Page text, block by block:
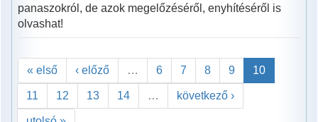
panaszokról, de azok megelőzéséről, enyhítéséről is
olvashat!
« első ‹ előző … 6 7 8 9 10
11 12 13 14 … következő ›